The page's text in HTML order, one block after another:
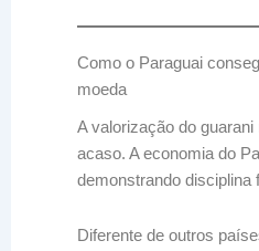
Como o Paraguai
moeda
A valorização do
acaso. A economia do
demonstrando disciplina
Diferente de outros